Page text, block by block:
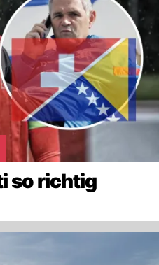
so richtig